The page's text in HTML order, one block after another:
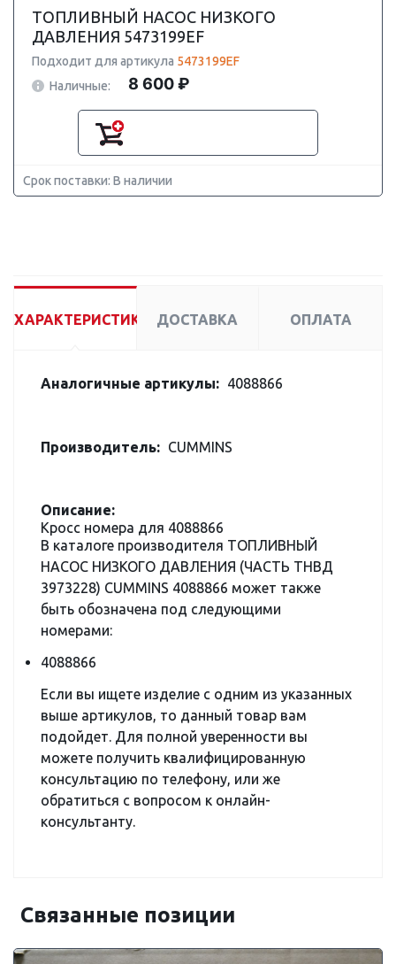
ТОПЛИВНЫЙ НАСОС НИЗКОГО
ДАВЛЕНИЯ 5473199EF
Подходит для артикула 5473199EF
Наличные:
8 600 ₽
Срок поставки: В наличии
ХАРАКТЕРИСТИКИ ДОСТАВКА ОПЛАТА
Аналогичные артикулы: 4088866
Производитель: CUMMINS
Описание:
Кросс номера для 4088866
В каталоге производителя ТОПЛИВНЫЙ
НАСОС НИЗКОГО ДАВЛЕНИЯ (ЧАСТЬ ТНВД
3973228) CUMMINS 4088866 может также
быть обозначена под следующими
номерами:
4088866
Если вы ищете изделие с одним из указанных
выше артикулов, то данный товар вам
подойдет. Для полной уверенности вы
можете получить квалифицированную
консультацию по телефону, или же
обратиться с вопросом к онлайн-
консультанту.
Связанные позиции